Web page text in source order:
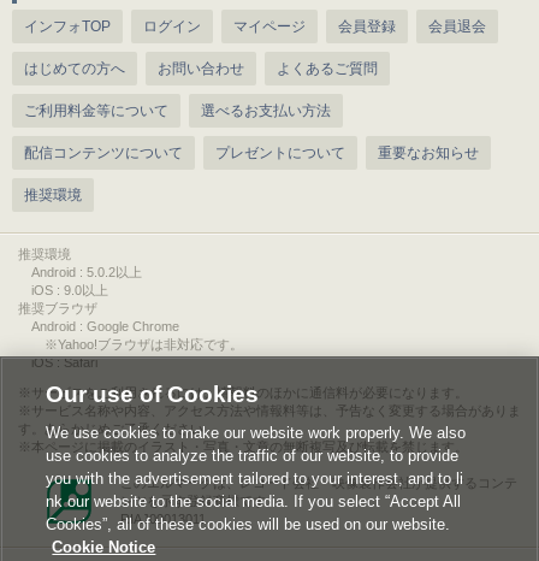
インフォTOP ログイン マイページ 会員登録 会員退会
はじめての方へ お問い合わせ よくあるご質問
ご利用料金等について 選べるお支払い方法
配信コンテンツについて プレゼントについて 重要なお知らせ
推奨環境
推奨環境
Android : 5.0.2以上
iOS : 9.0以上
推奨ブラウザ
Android : Google Chrome
※Yahoo!ブラウザは非対応です。
iOS : Safari
サービスをご利用されるには、情報料のほかに通信料が必要になります。
サービス名称や内容、アクセス方法や情報料等は、予告なく変更する場合がありま
す。あらかじめご了承ください。
本ページに掲載のイラスト・写真・文章の無断複写及び転載を禁じます。
このエルマークは、レコード会社・映像製作会社が提供するコンテ
ンツを示す登録商標です。
RIAJ00013011
Our use of Cookies
We use cookies to make our website work properly. We also
use cookies to analyze the traffic of our website, to provide
you with the advertisement tailored to your interest, and to li
nk our website to the social media. If you select “Accept All
Cookies”, all of these cookies will be used on our website.
Cookie Notice